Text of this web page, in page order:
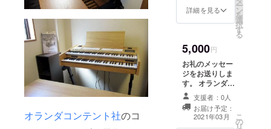
オランダコンテント社のコ
共感して頂いた
ダを意識したデ
ザインと宮大工
監修による木製
イヤリング。 手
作り品にてデザ
イン及び仕様
は、お楽しみと
させて下さい。
詳細を見る ー
ン
を
選
択
す
る
5,000円
お礼のメッセー
ジをお送りしま
す。 オランダコ
ンテントオルガ
ンオリジナルの
ポストカードを
提供します。 私
支援者：0人
お届け予定：
2021年03月
こ
の
リ